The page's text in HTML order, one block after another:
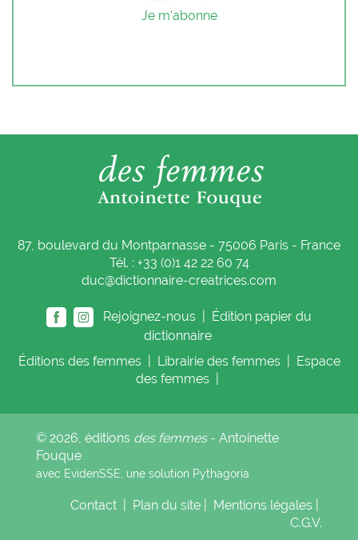
Je m'abonne
87, boulevard du Montparnasse - 75006 Paris - France
Tél. : +33 (0)1 42 22 60 74
duc@dictionnaire-creatrices.com
Rejoignez-nous |
Édition papier du
dictionnaire
Éditions des femmes Librairie des femmes
Espace
des femmes
© 2026, éditions des femmes- Antoinette
Fouque
avec EvidenSSE, une solution Pythagoria
Contact Plan du site Mentions légales
C.G.V.